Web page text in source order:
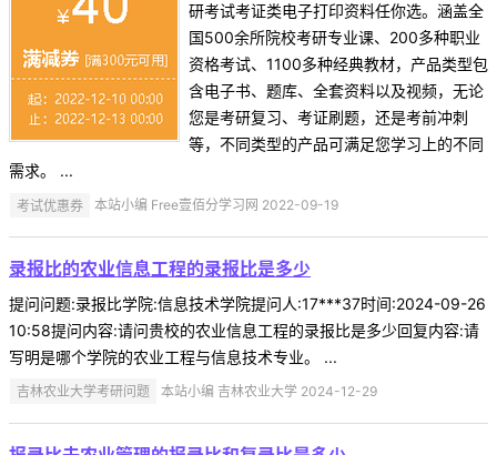
研考试考证类电子打印资料任你选。涵盖全
国500余所院校考研专业课、200多种职业
资格考试、1100多种经典教材，产品类型包
含电子书、题库、全套资料以及视频，无论
您是考研复习、考证刷题，还是考前冲刺
等，不同类型的产品可满足您学习上的不同
需求。 ...
考试优惠券 本站小编 Free壹佰分学习网 2022-09-19
录报比的农业信息工程的录报比是多少
提问问题:录报比学院:信息技术学院提问人:17***37时间:2024-09-26
10:58提问内容:请问贵校的农业信息工程的录报比是多少回复内容:请
写明是哪个学院的农业工程与信息技术专业。 ...
吉林农业大学考研问题 本站小编 吉林农业大学 2024-12-29